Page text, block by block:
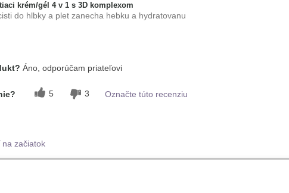
krém/gél 4 v 1 s 3D komplexom
do hlbky a plet zanecha hebku a hydratovanu
pokožke
Áno, odporúčam priateľovi
5 3 Označte túto recenziu
na začiatok